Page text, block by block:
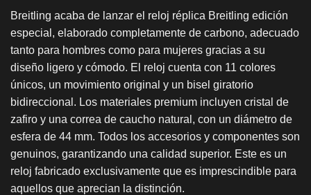
Breitling acaba de lanzar el reloj réplica Breitling edición
especial, elaborado completamente de carbono, adecuado
tanto para hombres como para mujeres gracias a su
diseño ligero y cómodo. El reloj cuenta con 11 colores
únicos, un movimiento original y un bisel giratorio
bidireccional. Los materiales premium incluyen cristal de
zafiro y una correa de caucho natural, con un diámetro de
esfera de 44 mm. Todos los accesorios y componentes son
genuinos, garantizando una calidad superior. Este es un
reloj fabricado exclusivamente que es imprescindible para
aquellos que aprecian la distinción.